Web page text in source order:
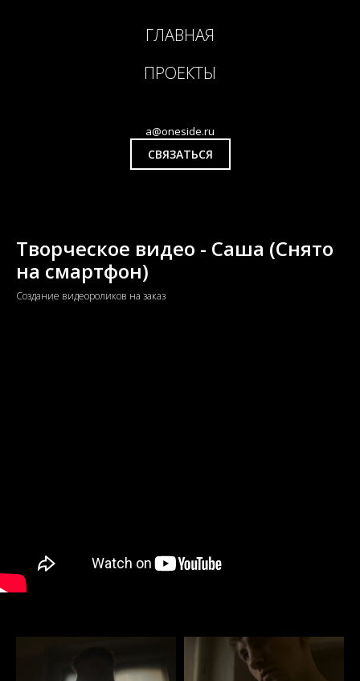
ГЛАВНАЯ
ПРОЕКТЫ
a@oneside.ru
СВЯЗАТЬСЯ
Творческое видео - Саша (Снято
на смартфон)
Создание видеороликов на заказ